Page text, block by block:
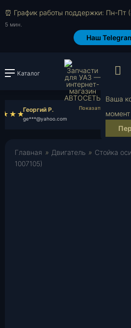
⏰ График работы поддержки: Пн-Пт
5 мин.
Наш
Каталог Войти или
Ваша
момент
Георгий Р.
ge***@yahoo.com
Главная » Двигатель » Стойка
1007105)